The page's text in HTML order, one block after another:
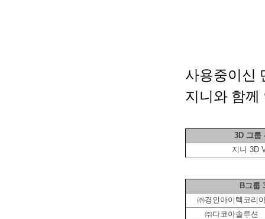
사용중이신
지니와 함께
3D 그룹
지니 3D
B그룹
㈜경인아이텍코리
㈜다코아솔루션